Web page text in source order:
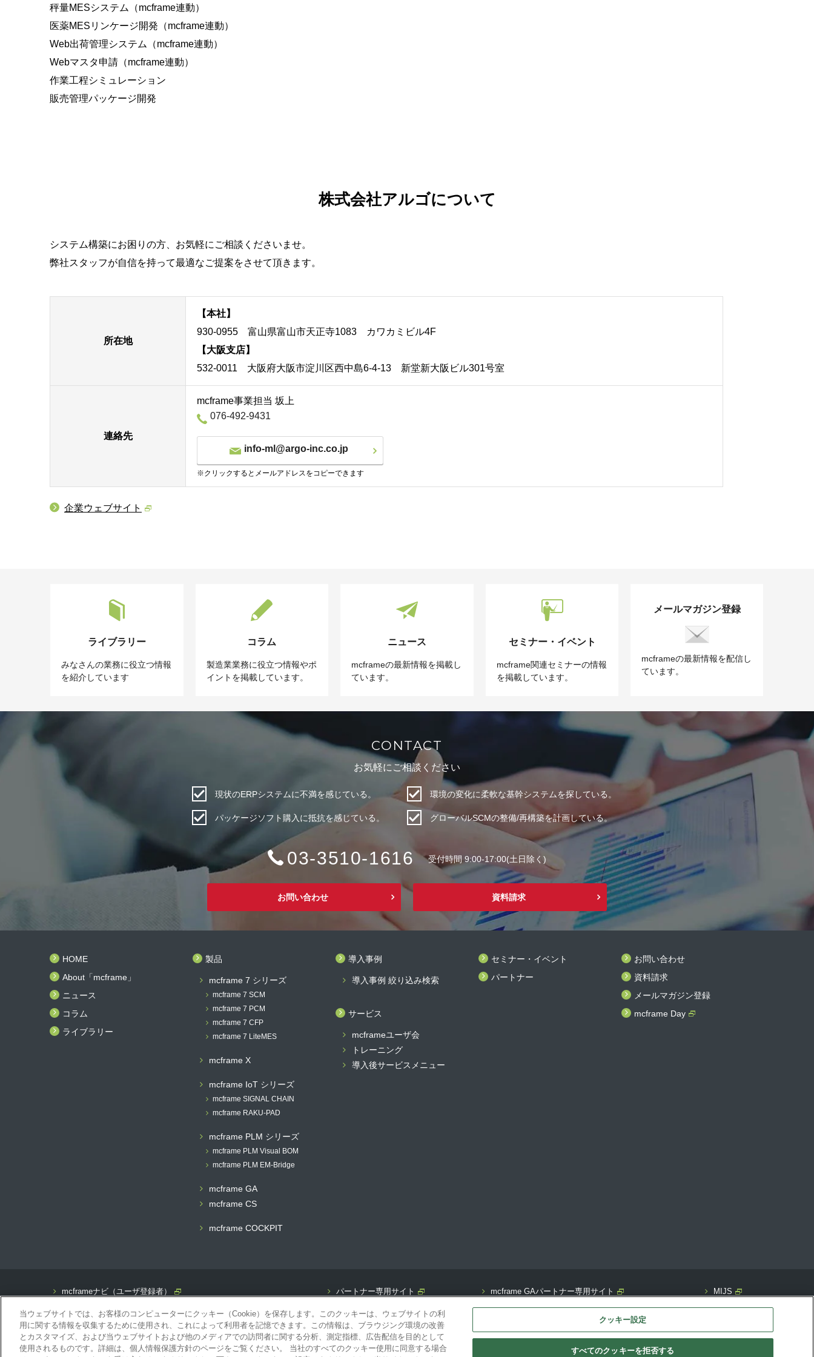
秤量MESシステム（mcframe連動）
医薬MESリンケージ開発（mcframe連動）
Web出荷管理システム（mcframe連動）
Webマスタ申請（mcframe連動）
作業工程シミュレーション
販売管理パッケージ開発
株式会社アルゴについて
システム構築にお困りの方、お気軽にご相談くださいませ。
弊社スタッフが自信を持って最適なご提案をさせて頂きます。
所在地
【本社】
930-0955 富山県富山市天正寺1083 カワカミビル4F
【大阪支店】
532-0011 大阪府大阪市淀川区西中島6-4-13 新堂新大阪ビル301号室
連絡先
mcframe事業担当 坂上
076-492-9431
info-ml@argo-inc.co.jp
※クリックするとメールアドレスをコピーできます
企業ウェブサイト
ライブラリー
みなさんの業務に役立つ情報
を紹介しています
コラム
製造業業務に役立つ情報やポ
イントを掲載しています。
ニュース
mcframeの最新情報を掲載し
ています。
セミナー・イベント
mcframe関連セミナーの情報
を掲載しています。
メールマガジン登録
mcframeの最新情報を配信し
ています。
CONTACT
お気軽にご相談ください
現状のERPシステムに不満を感じている。 環境の変化に柔軟な基幹システムを探している。
パッケージソフト購入に抵抗を感じている。 グローバルSCMの整備/再構築を計画している。
03-3510-1616 受付時間 9:00-17:00(土日除く)
お問い合わせ 資料請求
HOME
About「mcframe」
ニュース
コラム
ライブラリー
製品
mcframe 7 シリーズ
mcframe 7 SCM
mcframe 7 PCM
mcframe 7 CFP
mcframe 7 LiteMES
mcframe X
mcframe IoT シリーズ
mcframe SIGNAL CHAIN
mcframe RAKU-PAD
mcframe PLM シリーズ
mcframe PLM Visual BOM
mcframe PLM EM-Bridge
mcframe GA
mcframe CS
mcframe COCKPIT
導入事例
導入事例 絞り込み検索
サービス
mcframeユーザ会
トレーニング
導入後サービスメニュー
セミナー・イベント
パートナー
お問い合わせ
資料請求
メールマガジン登録
mcframe Day
mcframeナビ（ユーザ登録者）
ID発行をご希望の方はこちら
パートナー専用サイト mcframe GAパートナー専用サイト MIJS
当ウェブサイトでは、お客様のコンピューターにクッキー（Cookie）を保存します。このクッキーは、ウェブサイトの利
用に関する情報を収集するために使用され、これによって利用者を記憶できます。この情報は、ブラウジング環境の改善
とカスタマイズ、および当ウェブサイトおよび他のメディアでの訪問者に関する分析、測定指標、広告配信を目的として
使用されるものです。詳細は、個人情報保護方針のページをご覧ください。 当社のすべてのクッキー使用に同意する場合
クッキー設定
すべてのクッキーを拒否する